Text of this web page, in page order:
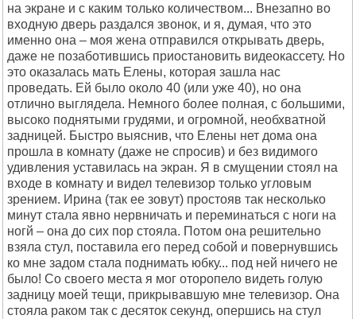
на экране и с каким только количеством... Внезапно во
входную дверь раздался звонок, и я, думая, что это
именно она – моя жена отправился открывать дверь,
даже не позаботившись приостановить видеокассету. Но
это оказалась мать Елены, которая зашла нас
проведать. Ей было около 40 (или уже 40), но она
отлично выглядела. Немного более полная, с большими,
высоко поднятыми грудями, и огромной, необхватной
задницей. Быстро выяснив, что Елены нет дома она
прошла в комнату (даже не спросив) и без видимого
удивления уставилась на экран. Я в смущении стоял на
входе в комнату и видел телевизор только угловым
зрением. Ирина (так ее зовут) простояв так несколько
минут стала явно нервничать и переминаться с ноги на
ногй – она до сих пор стояла. Потом она решительно
взяла стул, поставила его перед собой и повернувшись
ко мне задом стала поднимать юбку... под ней ничего не
было! Со своего места я мог оторопело видеть голую
задницу моей тещи, прикрывавшую мне телевизор. Она
стояла раком так с десяток секунд, опершись на стул